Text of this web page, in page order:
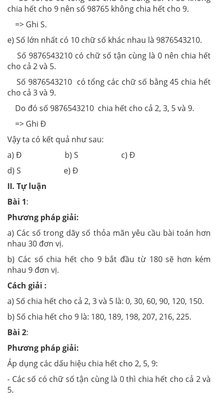
chia hết cho 9 nên số 98765 không chia hết cho 9.
=> Ghi S.
e) Số lớn nhất có 10 chữ số khác nhau là 9876543210.
Số 9876543210 có chữ số tận cùng là 0 nên chia hết
cho cả 2 và 5.
Số 9876543210 có tổng các chữ số bằng 45 chia hết
cho cả 3 và 9.
Do đó số 9876543210 chia hết cho cả 2, 3, 5 và 9.
=> Ghi Đ
Vậy ta có kết quả như sau:
a) Đ b) S c) Đ
d) S e) Đ
II. Tự luận
Bài 1:
Phương pháp giải:
a) Các số trong dãy số thỏa mãn yêu cầu bài toán hơn
nhau 30 đơn vị.
b) Các số chia hết cho 9 bắt đầu từ 180 sẽ hơn kém
nhau 9 đơn vị.
Cách giải :
a) Số chia hết cho cả 2, 3 và 5 là: 0, 30, 60, 90, 120, 150.
b) Số chia hết cho 9 là: 180, 189, 198, 207, 216, 225.
Bài 2:
Phương pháp giải:
Áp dụng các dấu hiệu chia hết cho 2, 5, 9:
- Các số có chữ số tận cùng là 0 thì chia hết cho cả 2 và
5.